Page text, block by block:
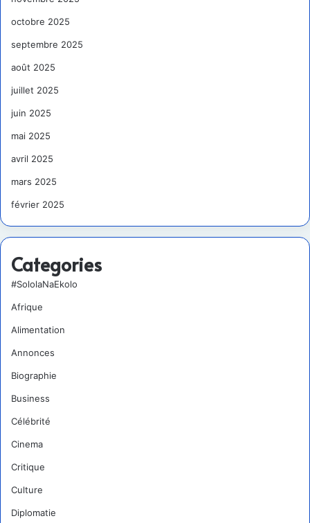
octobre 2025
septembre 2025
août 2025
juillet 2025
juin 2025
mai 2025
avril 2025
mars 2025
février 2025
Categories
#SololaNaEkolo
Afrique
Alimentation
Annonces
Biographie
Business
Célébrité
Cinema
Critique
Culture
Diplomatie